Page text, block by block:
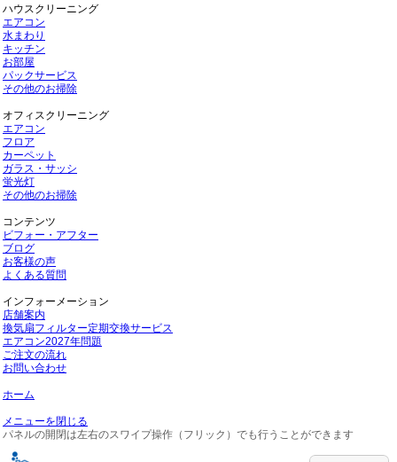
ハウスクリーニング
エアコン
水まわり
キッチン
お部屋
パックサービス
その他のお掃除
オフィスクリーニング
エアコン
フロア
カーペット
ガラス・サッシ
蛍光灯
その他のお掃除
コンテンツ
ビフォー・アフター
ブログ
お客様の声
よくある質問
インフォーメーション
店舗案内
換気扇フィルター定期交換サービス
エアコン2027年問題
ご注文の流れ
お問い合わせ
ホーム
メニューを閉じる
パネルの開閉は左右のスワイプ操作（フリック）でも行うことができます